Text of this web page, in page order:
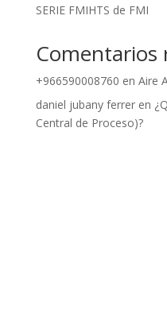
SERIE FMIHTS de FMI
Comentarios
+966590008760 en Aire
daniel jubany ferreren
Central de Proceso)?